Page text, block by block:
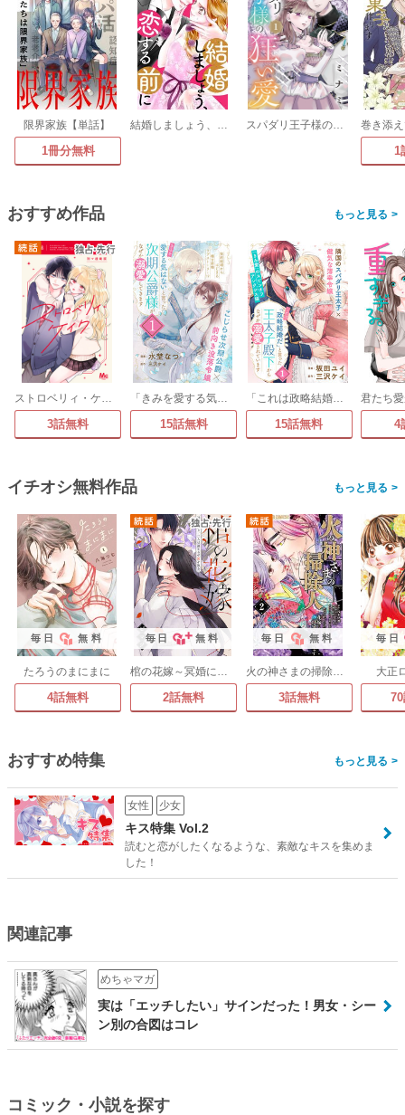
限界家族【単話】
1冊分無料
結婚しましょう、恋する前に【マイクロ】 スパダリ王子様の狂い愛【単話】
1
おすすめ作品 >
ストロベリィ・ケイク 別マ連載版
3話無料
「きみを愛する気はない」と言った次期公爵様がなぜか溺愛してきます(単話版)
15話無料
「これは政略結婚だ」と言った王太子殿下からなぜか溺愛されています(単話版)
15話無料 4
イチオシ無料作品 >
毎日 無料
たろうのまにまに
4話無料
毎日 無料
棺の花嫁～冥婚により、二人は遠からず愛を知る
2話無料
毎日 無料
火の神さまの掃除人ですが、いつの間にか花嫁として溺愛されています【単話】
3話無料
毎日
大正
おすすめ特集 >
女性 少女
キス特集 Vol.2
読むと恋がしたくなるような、素敵なキスを集めま
した！
関連記事
めちゃマガ
実は「エッチしたい」サインだった！男女・シー
ン別の合図はコレ
コミック・小説を探す